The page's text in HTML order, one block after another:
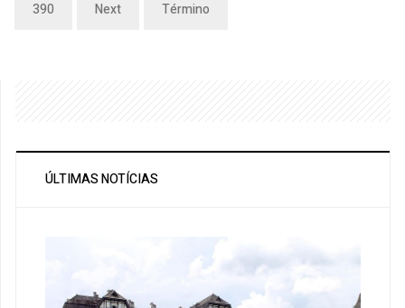
390 Next Término
ÚLTIMAS NOTÍCIAS